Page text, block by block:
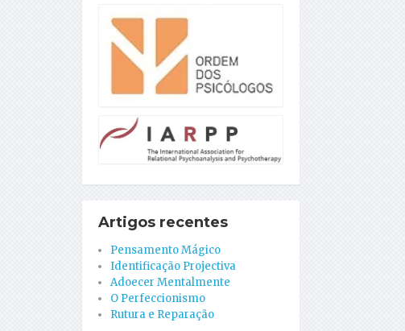
Artigos recentes
Pensamento Mágico
Identificação Projectiva
Adoecer Mentalmente
O Perfeccionismo
Rutura e Reparação